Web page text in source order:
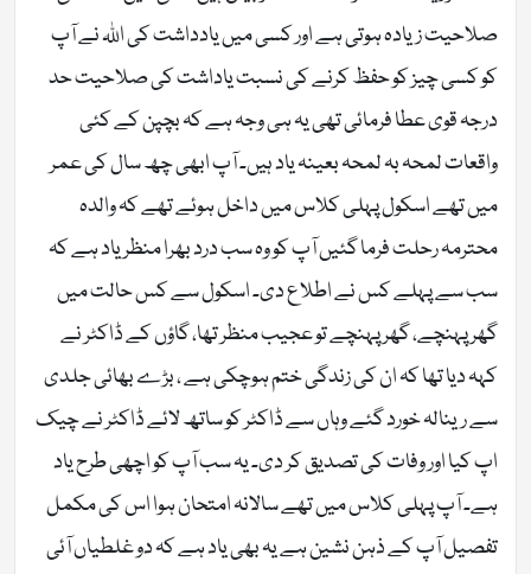
صلاحیت زیادہ ہوتی ہے اور کسی میں یادداشت کی اللہ نے آپ
کو کسی چیز کو حفظ کرنے کی نسبت یاداشت کی صلاحیت حد
درجہ قوی عطا فرمائی تھی یہ ہی وجہ ہے کہ بچپن کے کئی
واقعات لمحہ بہ لمحہ بعینہ یاد ہیں۔ آپ ابھی چھ سال کی عمر
میں تھے اسکول پہلی کلاس میں داخل ہوئے تھے کہ والدہ
محترمہ رحلت فرما گئیں آپ کو وہ سب درد بھرا منظر یاد ہے کہ
سب سے پہلے کس نے اطلاع دی۔ اسکول سے کس حالت میں
گھر پہنچے، گھر پہنچے تو عجیب منظر تھا، گاؤں کے ڈاکٹر نے
کہہ دیا تھا کہ ان کی زندگی ختم ہوچکی ہے ، بڑے بھائی جلدی
سے رینالہ خورد گئے وہاں سے ڈاکٹر کو ساتھ لائے ڈاکٹر نے چیک
اپ کیا اور وفات کی تصدیق کر دی۔ یہ سب آپ کو اچھی طرح یاد
ہے۔ آپ پہلی کلاس میں تھے سالانہ امتحان ہوا اس کی مکمل
تفصیل آپ کے ذہن نشین ہے یہ بھی یاد ہے کہ دو غلطیاں آئی